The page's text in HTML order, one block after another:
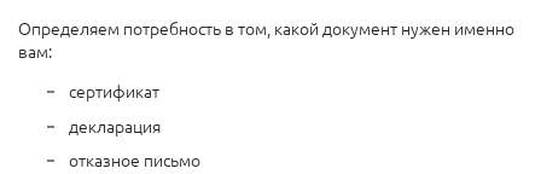
Определяем потребность в том, какой документ нужен именно
вам:
сертификат
декларация
отказное письмо